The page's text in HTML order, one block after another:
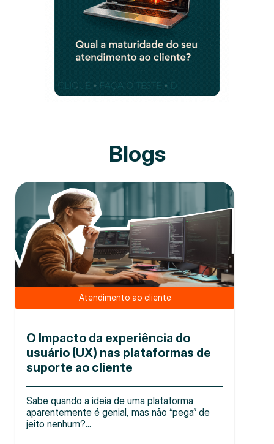
Blogs
Atendimento ao cliente
O Impacto da experiência do
usuário (UX) nas plataformas de
suporte ao cliente
Sabe quando a ideia de uma plataforma
aparentemente é genial, mas não “pega” de
jeito nenhum?...